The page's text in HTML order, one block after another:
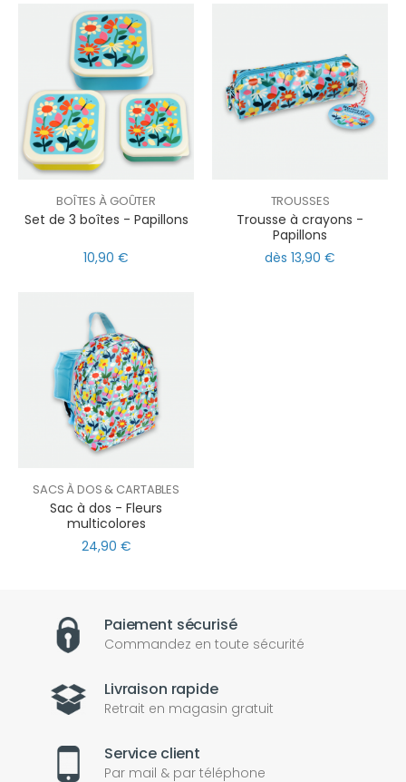
BOÎTES À GOÛTER
Set de 3 boîtes - Papillons
10,90 €
TROUSSES
Trousse à crayons -
Papillons
dès 13,90 €
SACS À DOS & CARTABLES
Sac à dos - Fleurs
multicolores
24,90 €
Paiement sécurisé
Commandez en toute sécurité
Livraison rapide
Retrait en magasin gratuit
Service client
Par mail & par téléphone